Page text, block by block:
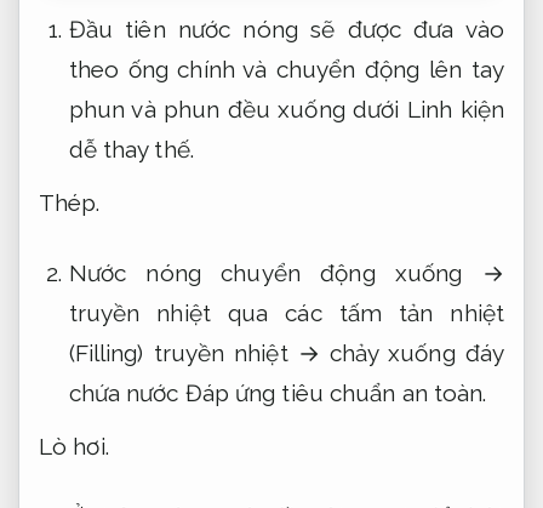
Đầu tiên nước nóng sẽ được đưa vào
theo ống chính và chuyển động lên tay
phun và phun đều xuống dưới Linh kiện
dễ thay thế.
Thép.
Nước nóng chuyển động xuống →
truyền nhiệt qua các tấm tản nhiệt
(Filling) truyền nhiệt → chảy xuống đáy
chứa nước Đáp ứng tiêu chuẩn an toàn.
Lò hơi.